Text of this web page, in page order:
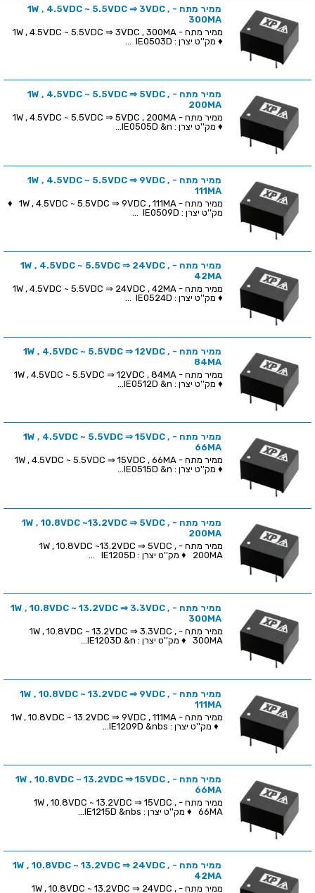
ממיר מתח - 1W , 4.5VDC ~ 5.5VDC ⇒ 3VDC ,
300MA
♦ מק''ט יצרן : IE0503D ...
ממיר מתח - 1W , 4.5VDC ~ 5.5VDC ⇒ 5VDC ,
200MA
♦ מק''ט יצרן : IE0505D &n...
ממיר מתח - 1W , 4.5VDC ~ 5.5VDC ⇒ 9VDC ,
111MA
ממיר מתח - 1W , 4.5VDC ~ 5.5VDC ⇒ 9VDC , 111MA ♦
מק''ט יצרן : IE0509D ...
ממיר מתח - 1W , 4.5VDC ~ 5.5VDC ⇒ 24VDC ,
42MA
♦ מק''ט יצרן : IE0524D ...
ממיר מתח - 1W , 4.5VDC ~ 5.5VDC ⇒ 12VDC ,
84MA
♦ מק''ט יצרן : IE0512D &n...
ממיר מתח - 1W , 4.5VDC ~ 5.5VDC ⇒ 15VDC ,
66MA
♦ מק''ט יצרן : IE0515D &n...
ממיר מתח - 1W , 10.8VDC ~13.2VDC ⇒ 5VDC ,
200MA
ממיר מתח - 1W , 10.8VDC ~13.2VDC ⇒ 5VDC ,
200MA ♦ מק''ט יצרן : IE1205D ...
ממיר מתח - 1W , 10.8VDC ~ 13.2VDC ⇒ 3.3VDC ,
300MA
ממיר מתח - 1W , 10.8VDC ~ 13.2VDC ⇒ 3.3VDC ,
300MA ♦ מק''ט יצרן : IE1203D &n...
ממיר מתח - 1W , 10.8VDC ~ 13.2VDC ⇒ 9VDC ,
111MA
ממיר מתח - 1W , 10.8VDC ~ 13.2VDC ⇒ 9VDC , 111MA
♦ מק''ט יצרן : IE1209D &nbs...
ממיר מתח - 1W , 10.8VDC ~ 13.2VDC ⇒ 15VDC ,
66MA
ממיר מתח - 1W , 10.8VDC ~ 13.2VDC ⇒ 15VDC ,
66MA ♦ מק''ט יצרן : IE1215D &nbs...
ממיר מתח - 1W , 10.8VDC ~ 13.2VDC ⇒ 24VDC ,
42MA
ממיר מתח - 1W , 10.8VDC ~ 13.2VDC ⇒ 24VDC ,